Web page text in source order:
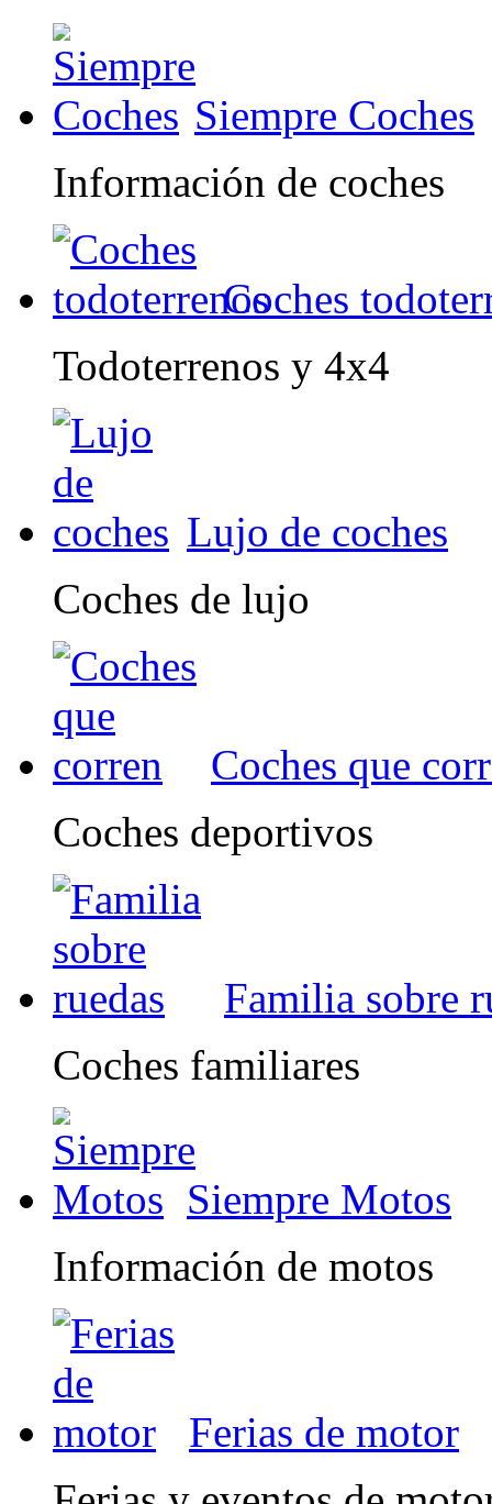
Siempre Coches
Información de coches
Coches
Todoterrenos y 4x4
Lujo de coches
Coches de lujo
Coches que
Coches deportivos
Familia sobre
Coches familiares
Siempre Motos
Información de motos
Ferias de motor